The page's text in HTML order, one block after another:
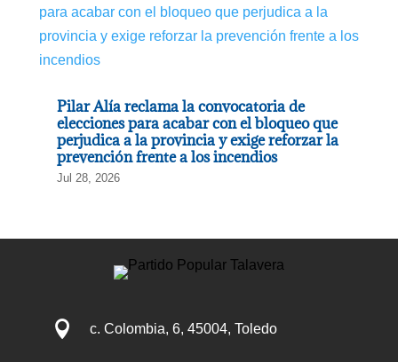
Pilar Alía reclama la convocatoria de
elecciones para acabar con el bloqueo que
perjudica a la provincia y exige reforzar la
prevención frente a los incendios
Jul 28, 2026
 c. Colombia, 6, 45004, Toledo